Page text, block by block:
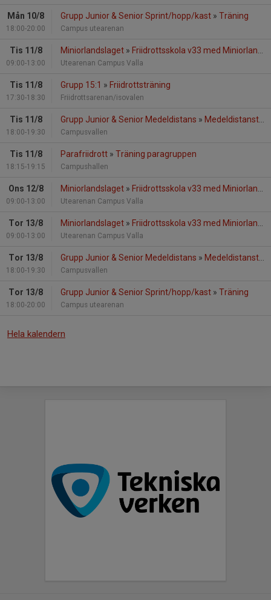
Mån 10/8
18:00-20:00
Grupp Junior & Senior Sprint/hopp/kast » Träning
Campus utearenan
Tis 11/8
09:00-13:00
Miniorlandslaget » Friidrottsskola v33 med Miniorlandslaget
Utearenan Campus Valla
Tis 11/8
17:30-18:30
Grupp 15:1 » Friidrottsträning
Friidrottsarenan/isovalen
Tis 11/8
18:00-19:30
Grupp Junior & Senior Medeldistans » Medeldistansträning
Campusvallen
Tis 11/8
18:15-19:15
Parafriidrott » Träning paragruppen
Campushallen
Ons 12/8
09:00-13:00
Miniorlandslaget » Friidrottsskola v33 med Miniorlandslaget
Utearenan Campus Valla
Tor 13/8
09:00-13:00
Miniorlandslaget » Friidrottsskola v33 med Miniorlandslaget
Utearenan Campus Valla
Tor 13/8
18:00-19:30
Grupp Junior & Senior Medeldistans » Medeldistansträning
Campusvallen
Tor 13/8
18:00-20:00
Grupp Junior & Senior Sprint/hopp/kast » Träning
Campus utearenan
Hela kalendern